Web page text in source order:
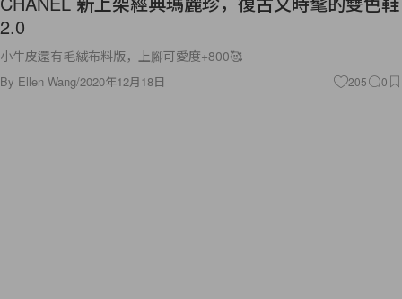
2.0
小牛皮還有毛絨布料版，上腳可愛度+800🥰
By Ellen Wang/2020年12月18日 205 0